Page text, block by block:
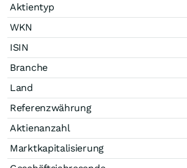
Aktientyp
WKN
ISIN
Branche
Land
Referenzwährung
Aktienanzahl
Marktkapitalisierung